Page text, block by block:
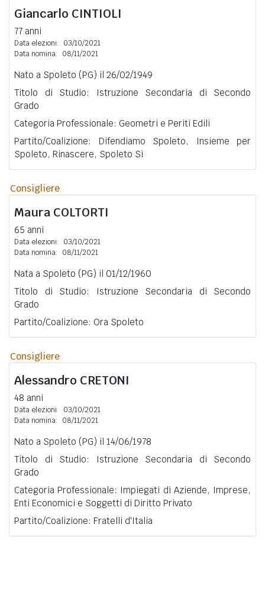
Giancarlo CINTIOLI
77 anni
Data elezioni:
03/10/2021
Data nomina:
08/11/2021
Nato a Spoleto (PG) il 26/02/1949
Titolo di Studio: Istruzione Secondaria di Secondo
Grado
Categoria Professionale: Geometri e Periti Edili
Partito/Coalizione: Difendiamo Spoleto, Insieme per
Spoleto, Rinascere, Spoleto Sì
Consigliere
Maura COLTORTI
65 anni
Data elezioni:
03/10/2021
Data nomina:
08/11/2021
Nata a Spoleto (PG) il 01/12/1960
Titolo di Studio: Istruzione Secondaria di Secondo
Grado
Partito/Coalizione: Ora Spoleto
Consigliere
Alessandro CRETONI
48 anni
Data elezioni:
03/10/2021
Data nomina:
08/11/2021
Nato a Spoleto (PG) il 14/06/1978
Titolo di Studio: Istruzione Secondaria di Secondo
Grado
Categoria Professionale: Impiegati di Aziende, Imprese,
Enti Economici e Soggetti di Diritto Privato
Partito/Coalizione: Fratelli d'Italia